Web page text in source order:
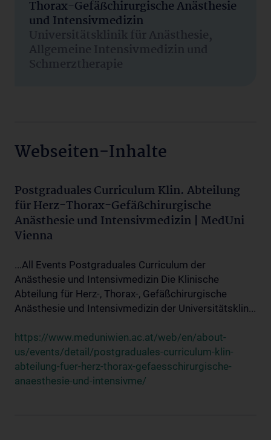
Thorax-Gefäßchirurgische Anästhesie
und Intensivmedizin
Universitätsklinik für Anästhesie,
Allgemeine Intensivmedizin und
Schmerztherapie
Webseiten-Inhalte
Postgraduales Curriculum Klin. Abteilung
für Herz-Thorax-Gefäßchirurgische
Anästhesie und Intensivmedizin | MedUni
Vienna
...All Events Postgraduales Curriculum der
Anästhesie und Intensivmedizin Die Klinische
Abteilung für Herz-, Thorax-, Gefäßchirurgische
Anästhesie und Intensivmedizin der Universitätsklin...
https://www.meduniwien.ac.at/web/en/about-
us/events/detail/postgraduales-curriculum-klin-
abteilung-fuer-herz-thorax-gefaesschirurgische-
anaesthesie-und-intensivme/